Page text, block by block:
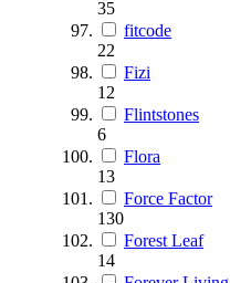
35
fitcode
22
Fizi
12
Flintstones
6
Flora
13
Force Factor
130
Forest Leaf
14